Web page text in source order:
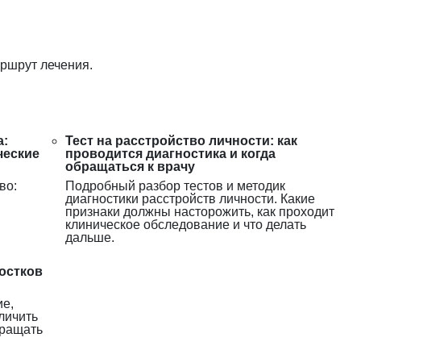
лечения.
Тест на расстройство личности: как
проводится диагностика и когда
обращаться к врачу
Подробный разбор тестов и методик
диагностики расстройств личности. Какие
признаки должны насторожить, как проходит
клиническое обследование и что делать
дальше.